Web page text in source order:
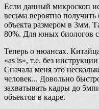
Если данный микроскоп
весьма вероятно
объекта размером в 3мм.
80%. Для юных биологов
Теперь о нюансах.
«as is», т.е. без
Сначала меня это
человек... Довольно
захватывать кадры до
объектов в кадре.